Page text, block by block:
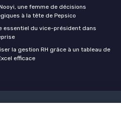
une femme de décisions
à la tête de Pepsico
essentiel du vice-président dans
la gestion RH grâce à un tableau de
efficace